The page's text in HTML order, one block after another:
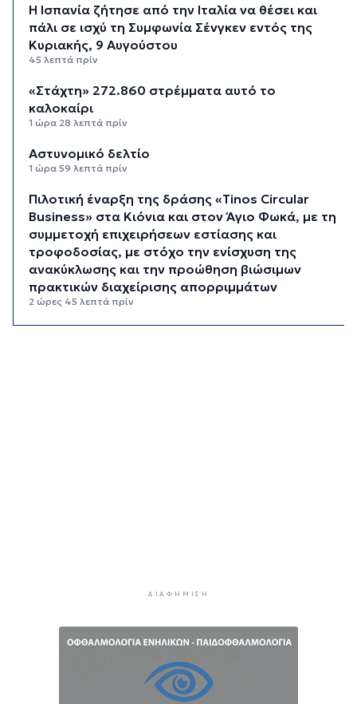
H Ισπανία ζήτησε από την Ιταλία να θέσει και
πάλι σε ισχύ τη Συμφωνία Σένγκεν εντός της
Κυριακής, 9 Αυγούστου
45 λεπτά πρίν
«Στάχτη» 272.860 στρέμματα αυτό το
καλοκαίρι
1 ώρα 28 λεπτά πρίν
Αστυνομικό δελτίο
1 ώρα 59 λεπτά πρίν
Πιλοτική έναρξη της δράσης «Tinos Circular
Business» στα Κιόνια και στον Άγιο Φωκά, με τη
συμμετοχή επιχειρήσεων εστίασης και
τροφοδοσίας, με στόχο την ενίσχυση της
ανακύκλωσης και την προώθηση βιώσιμων
πρακτικών διαχείρισης απορριμμάτων
2 ώρες 45 λεπτά πρίν
Γονικές παροχές: Πότε μπορεί να θεωρηθούν
δωρεές και να φορολογηθούν
ΔΙΑΦΉΜΙΣΗ